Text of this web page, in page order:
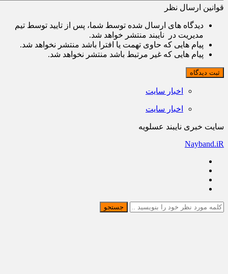
قوانین ارسال نظر
دیدگاه های ارسال شده توسط شما، پس از تایید توسط تیم
مدیریت در نایبند منتشر خواهد شد.
پیام هایی که حاوی تهمت یا افترا باشد منتشر نخواهد شد.
پیام هایی که غیر مرتبط باشد منتشر نخواهد شد.
ثبت دیدگاه
اخبار سایت
اخبار سایت
سایت خبری نایبند عسلویه
Nayband.iR
جستجو